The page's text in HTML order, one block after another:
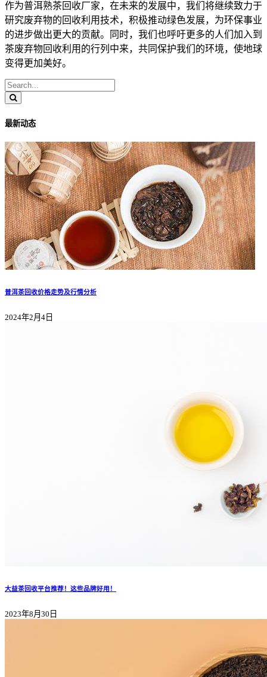
作为普洱熟茶回收厂家，在未来的发展中，我们将继续致力于
研究废弃物的回收利用技术，积极推动绿色发展，为环保事业
的进步做出更大的贡献。同时，我们也呼吁更多的人们加入到
茶废弃物回收利用的行列中来，共同保护我们的环境，使地球
变得更加美好。
最新动态
普洱茶回收价格走势及行情分析
2024年2月4日
大益茶回收平台推荐！这些品牌好用！
2023年8月30日